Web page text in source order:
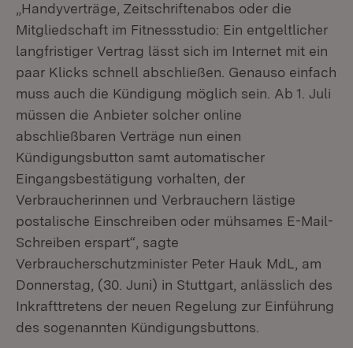
„Handyverträge, Zeitschriftenabos oder die
Mitgliedschaft im Fitnessstudio: Ein entgeltlicher
langfristiger Vertrag lässt sich im Internet mit ein
paar Klicks schnell abschließen. Genauso einfach
muss auch die Kündigung möglich sein. Ab 1. Juli
müssen die Anbieter solcher online
abschließbaren Verträge nun einen
Kündigungsbutton samt automatischer
Eingangsbestätigung vorhalten, der
Verbraucherinnen und Verbrauchern lästige
postalische Einschreiben oder mühsames E-Mail-
Schreiben erspart“, sagte
Verbraucherschutzminister Peter Hauk MdL, am
Donnerstag, (30. Juni) in Stuttgart, anlässlich des
Inkrafttretens der neuen Regelung zur Einführung
des sogenannten Kündigungsbuttons.